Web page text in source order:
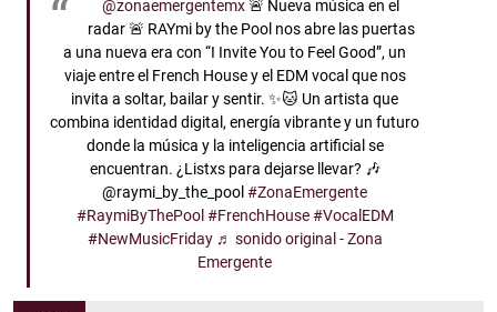
@zonaemergentemx🚨 Nueva música en el
radar 🚨 RAYmi by the Pool nos abre las puertas
a una nueva era con “I Invite You to Feel Good”, un
viaje entre el French House y el EDM vocal que nos
invita a soltar, bailar y sentir. ✨🐱 Un artista que
combina identidad digital, energía vibrante y un futuro
donde la música y la inteligencia artificial se
encuentran. ¿Listxs para dejarse llevar? 🎶
@raymi_by_the_pool#ZonaEmergente
#RaymiByThePool #FrenchHouse #VocalEDM
#NewMusicFriday ♬ sonido original - Zona
Emergente